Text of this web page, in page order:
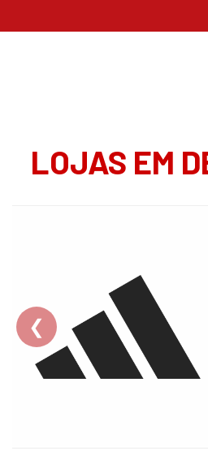
LOJAS EM
❮